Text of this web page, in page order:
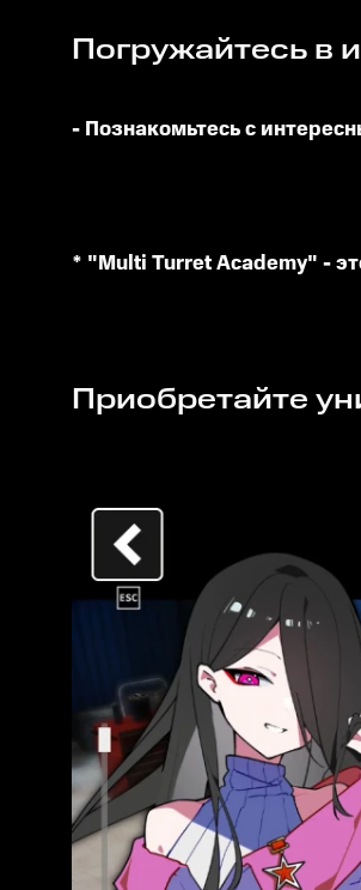
Погружайтесь
- Познакомьтесь с
* "Multi Turret Academy" -
Приобретайте